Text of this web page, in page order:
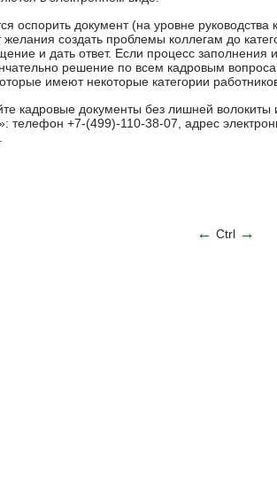
оспорить документ (на уровне
создать проблемы коллегам до
и дать ответ. Если процесс
решение по всем кадровым
имеют некоторые категории
кадровые документы без лишней
телефон +7-(499)-110-38-07, адрес
← Ctrl →